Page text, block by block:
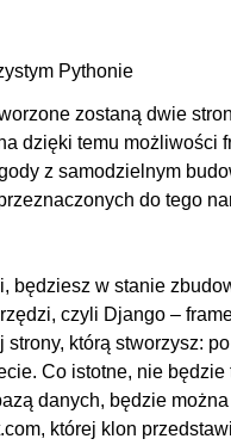
Pythonie
zostaną dwie
dzięki temu możliwości
z samodzielnym
do tego
w stanie
czyli Django –
którą stworzysz:
Co istotne, nie będzie
danych, będzie
której klon